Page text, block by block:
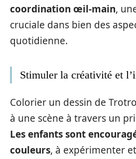
coordination œil-main,
cruciale dans bien des
quotidienne.
Stimuler la créativité et
Colorier un dessin de
à une scène à travers un
Les enfants sont
couleurs, à expérimenter